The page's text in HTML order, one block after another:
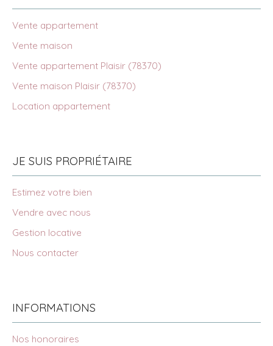
Vente appartement
Vente maison
Vente appartement Plaisir (78370)
Vente maison Plaisir (78370)
Location appartement
JE SUIS PROPRIÉTAIRE
Estimez votre bien
Vendre avec nous
Gestion locative
Nous contacter
INFORMATIONS
Nos honoraires